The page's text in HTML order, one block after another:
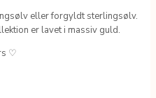
eller forgyldt sterlingsølv.
er lavet i massiv guld.
♡